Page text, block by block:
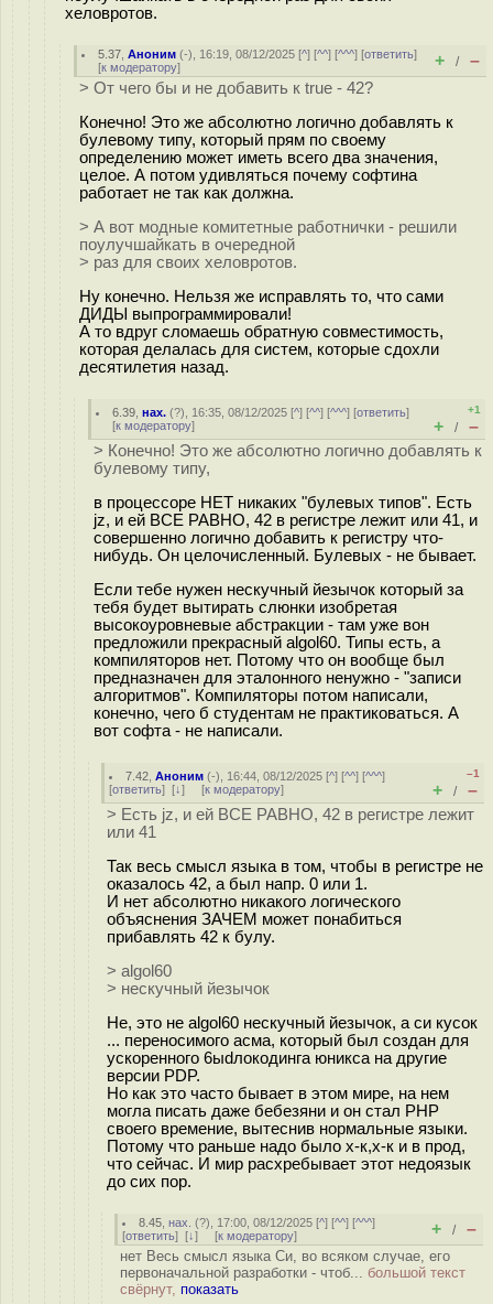
хеловротов.
5.37 ,Аноним (-), 16:19, 08/12/2025 [^] [^^] [^^^] [ответить]
[к модератору] + / –
> От чего бы и не добавить к true - 42?
Конечно! Это же абсолютно логично добавлять к
булевому типу, который прям по своему
определению может иметь всего два значения,
целое. А потом удивляться почему софтина
работает не так как должна.
> А вот модные комитетные работнички - решили
поулучшайкать в очередной
> раз для своих хеловротов.
Ну конечно. Нельзя же исправлять то, что сами
ДИДЫ выпрограммировали!
А то вдруг сломаешь обратную совместимость,
которая делалась для систем, которые сдохли
десятилетия назад.
6.39 ,нах. (?), 16:35, 08/12/2025 [^] [^^] [^^^] [ответить]
[к модератору]
+1
+ / –
> Конечно! Это же абсолютно логично добавлять к
булевому типу,
в процессоре НЕТ никаких "булевых типов". Есть
jz, и ей ВСЕ РАВНО, 42 в регистре лежит или 41, и
совершенно логично добавить к регистру что-
нибудь. Он целочисленный. Булевых - не бывает.
Если тебе нужен нескучный йезычок который за
тебя будет вытирать слюнки изобретая
высокоуровневые абстракции - там уже вон
предложили прекрасный algol60. Типы есть, а
компиляторов нет. Потому что он вообще был
предназначен для эталонного ненужно - "записи
алгоритмов". Компиляторы потом написали,
конечно, чего б студентам не практиковаться. А
вот софта - не написали.
7.42 ,Аноним (-), 16:44, 08/12/2025 [^] [^^] [^^^]
[ответить] [↓] [к модератору]
–1
+ / –
> Есть jz, и ей ВСЕ РАВНО, 42 в регистре лежит
или 41
Так весь смысл языка в том, чтобы в регистре не
оказалось 42, а был напр. 0 или 1.
И нет абсолютно никакого логического
объяснения ЗАЧЕМ может понабиться
прибавлять 42 к булу.
> algol60
> нескучный йезычок
Не, это не algol60 нескучный йезычок, а си кусок
... переносимого асма, который был создан для
ускоренного 6ыdлокодинга юникса на другие
версии PDP.
Но как это часто бывает в этом мире, на нем
могла писать даже бебезяни и он стал PHP
своего времение, вытеснив нормальные языки.
Потому что раньше надо было х-к,х-к и в прод,
что сейчас. И мир расхребывает этот недоязык
до сих пор.
8.45 ,нах. (?), 17:00, 08/12/2025 [^] [^^] [^^^]
[ответить] [↓] [к модератору] + / –
нет Весь смысл языка Си, во всяком случае, его
первоначальной разработки - чтоб... большой текст
свёрнут, показать